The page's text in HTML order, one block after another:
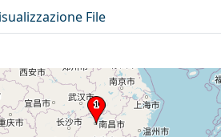
File